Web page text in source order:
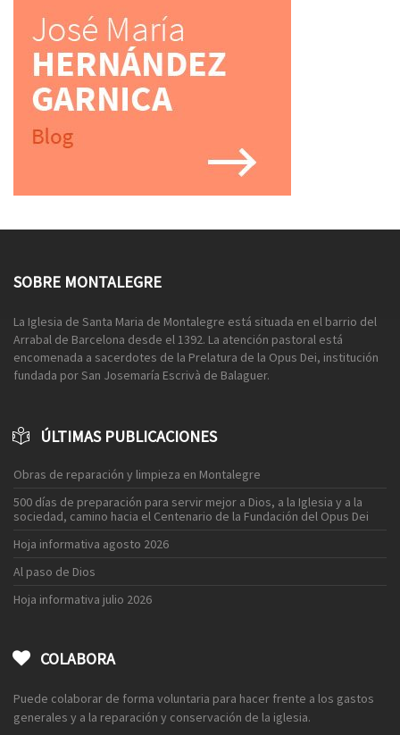
SOBRE MONTALEGRE
La Iglesia de Santa Maria de Montalegre está situada en el barrio del
Arrabal de Barcelona desde el 1392. La atención pastoral está
encomenada a sacerdotes de la Prelatura de la Opus Dei, institución
fundada por San Josemaría Escrivà de Balaguer.
ÚLTIMAS PUBLICACIONES
Obras de reparación y limpieza en Montalegre
500 días de preparación para servir mejor a Dios, a la Iglesia y a la
sociedad, camino hacia el Centenario de la Fundación del Opus Dei
Hoja informativa agosto 2026
Al paso de Dios
Hoja informativa julio 2026
COLABORA
Puede colaborar de forma voluntaria para hacer frente a los gastos
generales y a la reparación y conservación de la iglesia.